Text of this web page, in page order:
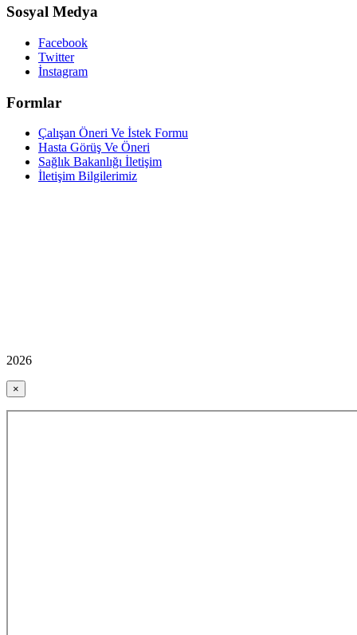
Sosyal Medya
Facebook
Twitter
İnstagram
Formlar
Çalışan Öneri Ve İstek Formu
Hasta Görüş Ve Öneri
Sağlık Bakanlığı İletişim
İletişim Bilgilerimiz
2026
×